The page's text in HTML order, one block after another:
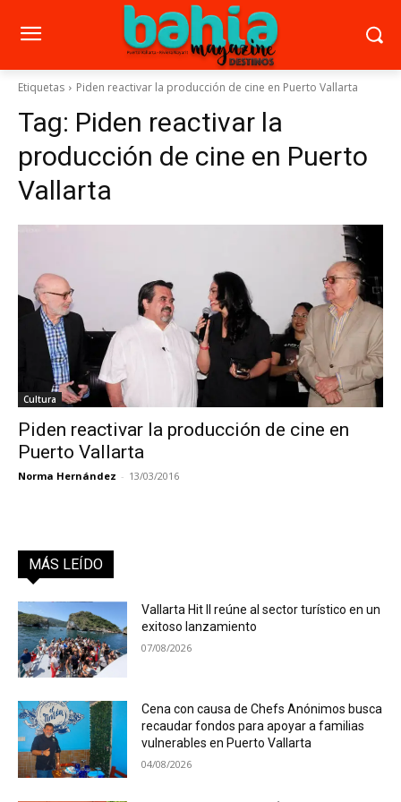
Etiquetas Piden reactivar la producción de cine en Puerto Vallarta
Tag: Piden reactivar la
producción de cine en Puerto
Vallarta
Cultura
Piden reactivar la producción de cine en
Puerto Vallarta
Norma Hernández - 13/03/2016
MÁS LEÍDO
Vallarta Hit II reúne al sector turístico en un
exitoso lanzamiento
07/08/2026
Cena con causa de Chefs Anónimos busca
recaudar fondos para apoyar a familias
vulnerables en Puerto Vallarta
04/08/2026